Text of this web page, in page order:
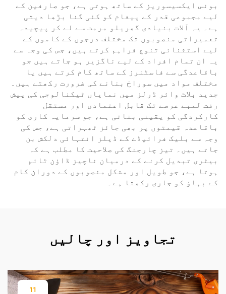
بونس ایکسیسوریز کے ساتھ ہوتی ہے، جو صارفین کے
لیے مجموعی قدر کے پیغام کو کئی گنا بڑھا دیتی
ہے۔ یہ آلات بنیادی گھریلو مرمت سے لے کر پیچیدہ
تعمیراتی منصوبوں تک مختلف درجوں کے کاموں کے
لیے استثنائی تنوع فراہم کرتے ہیں، جس کی وجہ سے
یہ ان تمام افراد کے لیے ناگزیر ہو جاتے ہیں جو
باقاعدگی سے فاسٹنرز کے ساتھ کام کرتے ہیں یا
مختلف مواد میں سوراخ بنانے کی ضرورت رکھتے ہیں۔
جدید بلاٹ وائر ڈرلز میں نمایاں ٹیکنالوجی کی پیش
رفت لمبے عرصے تک قابل اعتمادی اور مستقل
کارکردگی کو یقینی بناتی ہے، جو سرمایہ کاری کو
باقاعدہ قیمتوں پر بھی جائز ٹھہراتی ہے، جس کی
وجہ سے بلیک فرائیڈے کے ڈیلز انتہائی دلکش بن
جاتے ہیں۔ تیز چارجنگ کی صلاحیت کا مطلب ہے کہ
بیٹری تبدیل کرنے کے درمیان ناچیز ڈاؤن ٹائم
ہوتا ہے، جو طویل اور مشکل منصوبوں کے دوران کام
کے بہاؤ کو جاری رکھتا ہے۔
تجاویز اور چالیں
11